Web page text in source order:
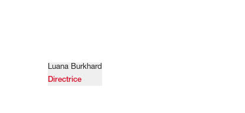
Luana Burkhard
Directrice